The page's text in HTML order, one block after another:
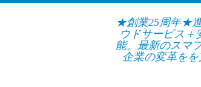
★創業25周年★進
ウドサービス＋
能。最新のスマ
企業の変革を